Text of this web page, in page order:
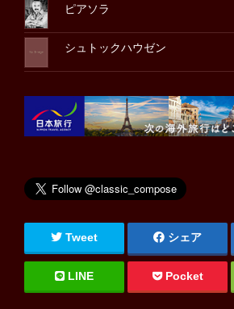
ピアソラ
シュトックハウゼン
Tweet シェア
LINE Pocket